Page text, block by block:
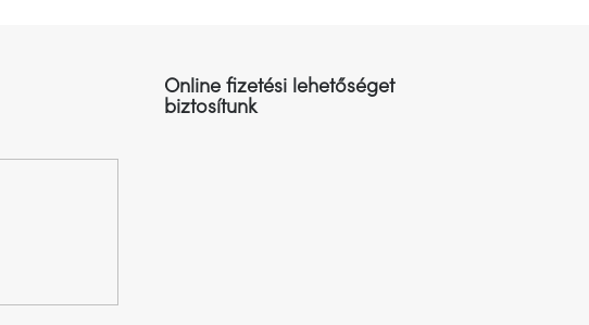
Online fizetési lehetőséget
biztosítunk